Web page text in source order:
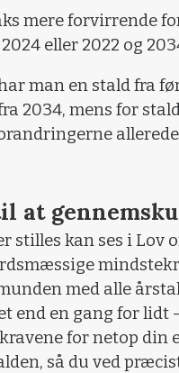
mere forvirrende
eller 2022 og
man en stald fra
2034, mens for
at
stilles kan ses i Lov
med alle
end en gang for lidt
for netop din
så du ved